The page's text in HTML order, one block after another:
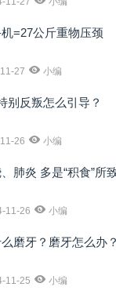
=27公斤重物压颈
27 小编
别反叛怎么引导？
26 小编
肺炎 多是“积食”所
11-26 小编
磨牙？磨牙怎么办
11-25 小编